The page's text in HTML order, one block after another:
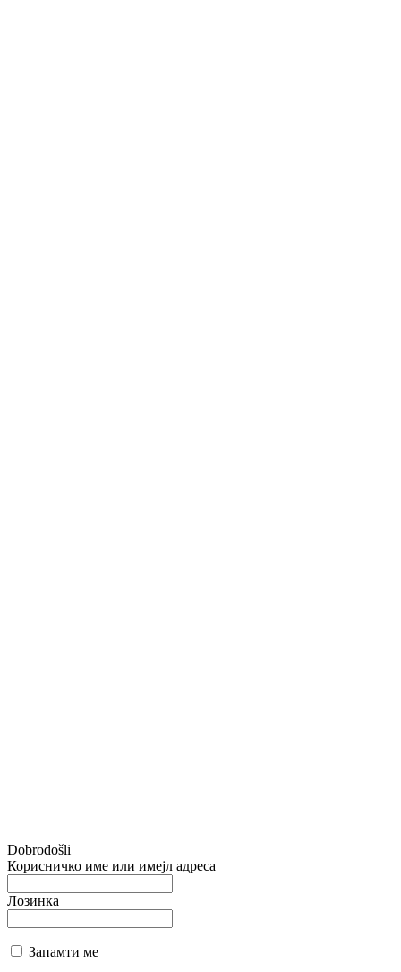
Dobrodošli
Корисничко име или имејл адреса
Лозинка
Запамти ме